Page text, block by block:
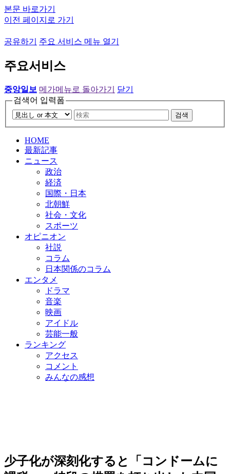
본문 바로가기
이전 페이지로 가기
공유하기 주요 서비스 메뉴 열기
주요서비스
중앙일보 메가메뉴로 돌아가기
닫기
검색어 입력폼
검색
HOME
最新記事
ニュース
政治
経済
国際・日本
北朝鮮
社会・文化
スポーツ
オピニオン
社説
コラム
日本関係のコラム
エンタメ
ドラマ
音楽
映画
アイドル
芸能一般
ランキング
アクセス
コメント
みんなの感想
少子化が深刻化すると「コンドームに